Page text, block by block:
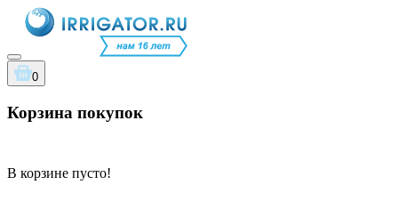
0
Корзина покупок
В корзине пусто!